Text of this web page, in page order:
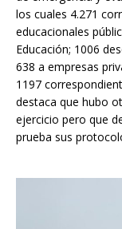
los cuales 4.271
educacionales
Educación; 1006
638 a empresas
1197
destaca que hubo
ejercicio pero que
prueba sus